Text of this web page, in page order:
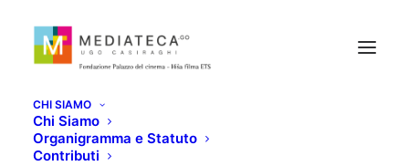
CHI SIAMO
Chi Siamo
Organigramma e Statuto
Contributi